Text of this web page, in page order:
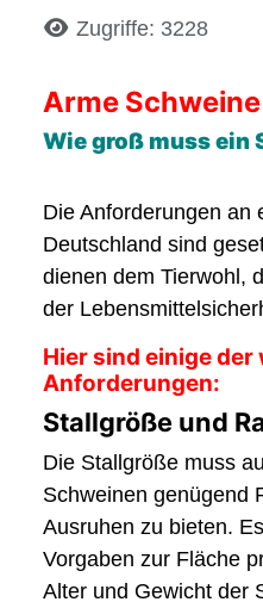
DetailsZugriffe: 3228
Arme Schweine
Wie groß muss ein
Die Anforderungen an
Deutschland sind
dienen dem Tierwohl,
der
Hier sind einige
Anforderungen:
Stallgröße und
Die Stallgröße muss
Schweinen genügend
Ausruhen zu bieten.
Vorgaben zur Fläche
Alter und Gewicht der